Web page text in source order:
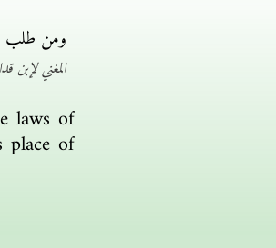
ومن طلب
المغني لإبن
laws of
of